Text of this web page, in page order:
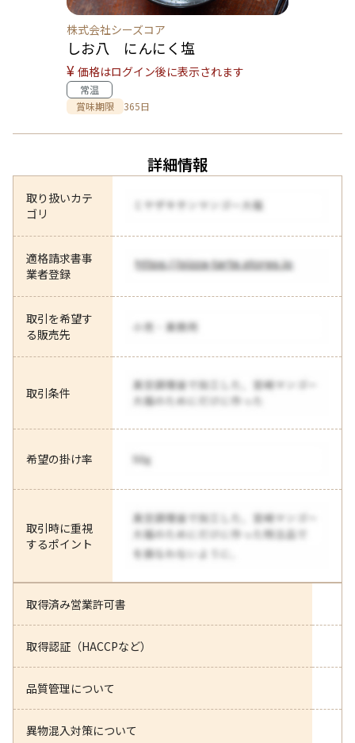
株式会社シーズコア
しお八 にんにく塩
¥ 価格はログイン後に表示されます
常温
賞味期限
365日
詳細情報
取り扱いカテ
ゴリ
適格請求書事
業者登録
取引を希望す
る販売先
取引条件
希望の掛け率
取引時に重視
するポイント
取得済み営業許可書
取得認証（HACCPなど）
品質管理について
異物混入対策について